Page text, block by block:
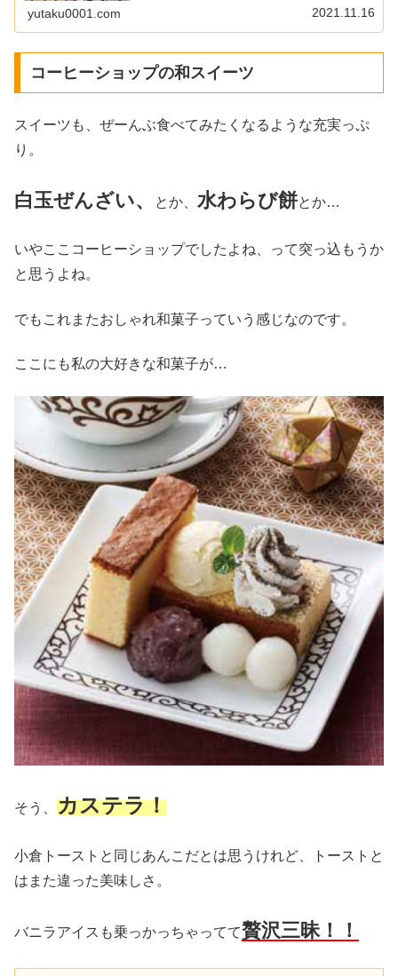
yutaku0001.com 2021.11.16
コーヒーショップの和スイーツ
スイーツも、ぜーんぶ食べてみたくなるような充実っぷ
り。
白玉ぜんざい、 とか、 水わらび餅とか…
いやここコーヒーショップでしたよね、って突っ込もうか
と思うよね。
でもこれまたおしゃれ和菓子っていう感じなのです。
ここにも私の大好きな和菓子が…
そう、 カステラ！
小倉トーストと同じあんこだとは思うけれど、トーストと
はまた違った美味しさ。
バニラアイスも乗っかっちゃってて贅沢三昧！！